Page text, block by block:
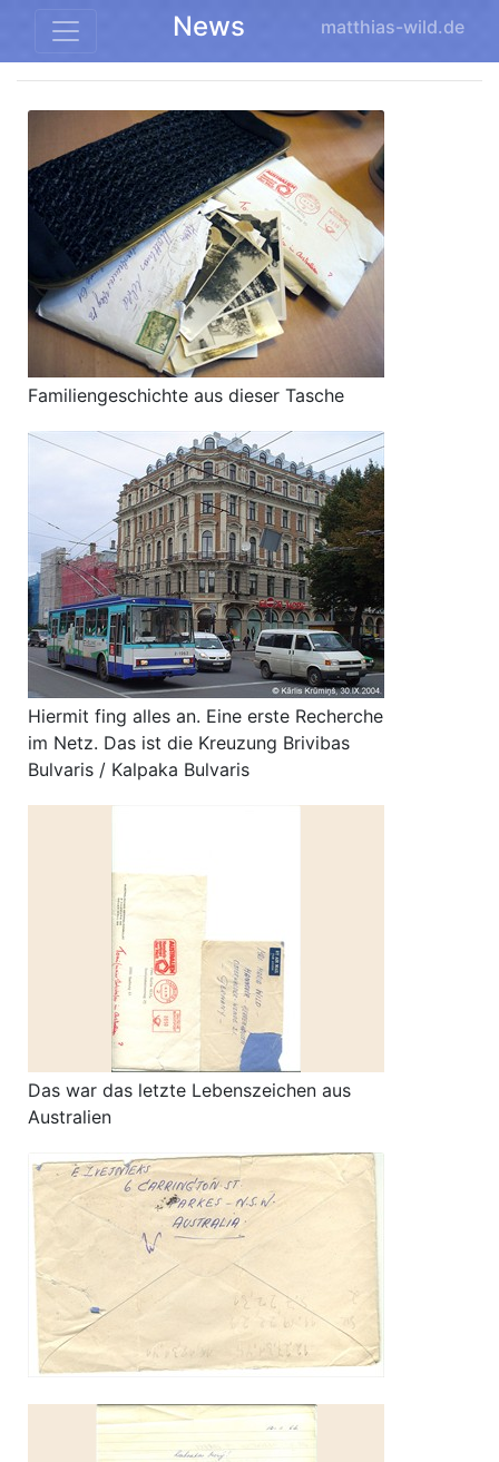
News matthias-wild.de
Familiengeschichte aus dieser Tasche
Hiermit fing alles an. Eine erste Recherche
im Netz. Das ist die Kreuzung Brivibas
Bulvaris / Kalpaka Bulvaris
Das war das letzte Lebenszeichen aus
Australien